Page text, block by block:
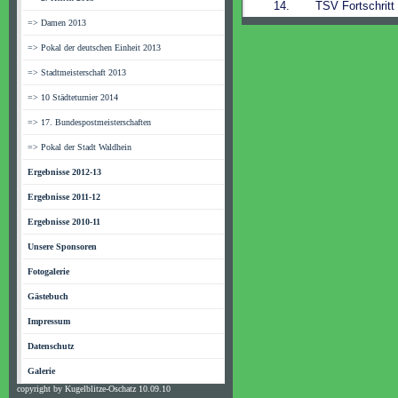
=> Damen 2013
=> Pokal der deutschen Einheit 2013
=> Stadtmeisterschaft 2013
=> 10 Städteturnier 2014
=> 17. Bundespostmeisterschaften
=> Pokal der Stadt Waldhein
Ergebnisse 2012-13
Ergebnisse 2011-12
Ergebnisse 2010-11
Unsere Sponsoren
Fotogalerie
Gästebuch
Impressum
Datenschutz
Galerie
copyright by Kugelblitze-Oschatz 10.09.10
14.
TSV Fortschritt